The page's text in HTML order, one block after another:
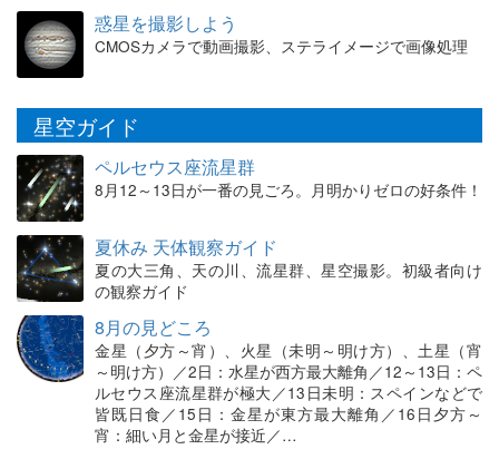
惑星を撮影しよう
CMOSカメラで動画撮影、ステライメージで画像処理
星空ガイド
ペルセウス座流星群
8月12～13日が一番の見ごろ。月明かりゼロの好条件！
夏休み 天体観察ガイド
夏の大三角、天の川、流星群、星空撮影。初級者向け
の観察ガイド
8月の見どころ
金星（夕方～宵）、火星（未明～明け方）、土星（宵
～明け方）／2日：水星が西方最大離角／12～13日：ペ
ルセウス座流星群が極大／13日未明：スペインなどで
皆既日食／15日：金星が東方最大離角／16日夕方～
宵：細い月と金星が接近／…